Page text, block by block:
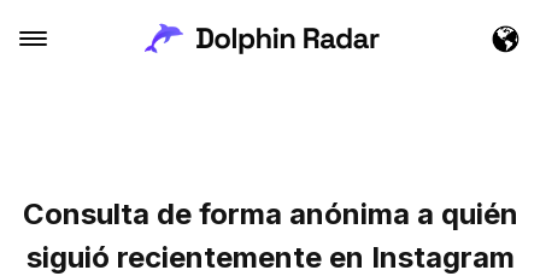
Consulta de forma anónima a quién
siguió recientemente en Instagram